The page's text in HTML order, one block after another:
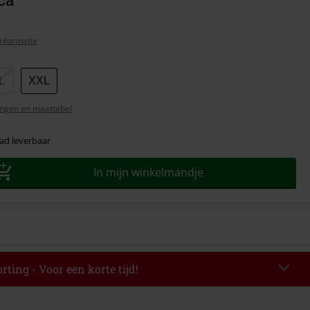
XXL
en maattabel
leverbaar
In mijn winkelmandje
- Voor een korte tijd!